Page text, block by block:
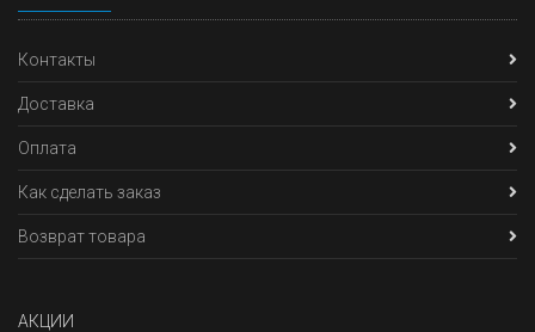
Контакты
Доставка
Оплата
Как сделать заказ
Возврат товара
АКЦИИ